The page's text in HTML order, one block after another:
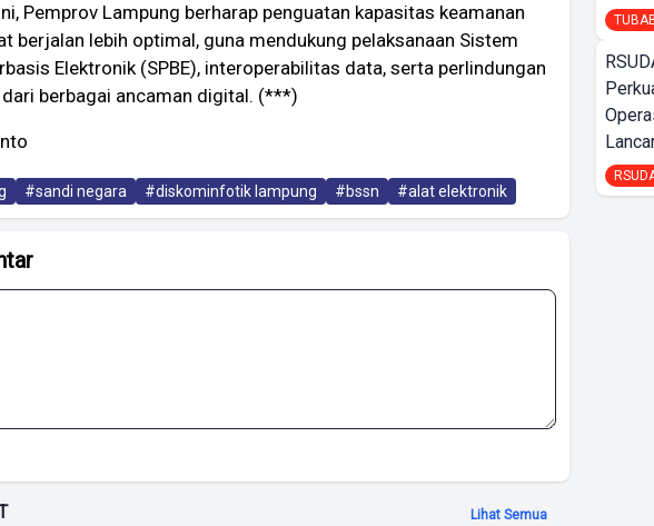
Pemprov Lampung berharap penguatan kapasitas keamanan
berjalan lebih optimal, guna mendukung pelaksanaan Sistem
Elektronik (SPBE), interoperabilitas data, serta perlindungan
berbagai ancaman digital. (***)
#sandi negara #diskominfotik lampung #bssn #alat elektronik
Lihat Semua